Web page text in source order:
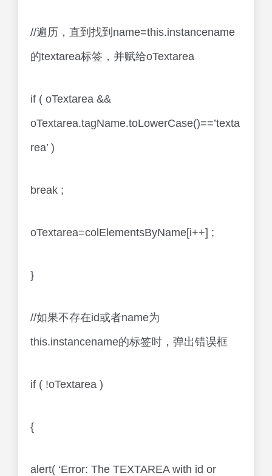
//遍历，直到找到name=this.instancename
的textarea标签，并赋给oTextarea
if ( oTextarea &&
oTextarea.tagName.toLowerCase()==’texta
rea’ )
break ;
oTextarea=colElementsByName[i++] ;
}
//如果不存在id或者name为
this.instancename的标签时，弹出错误框
if ( !oTextarea )
{
alert( ‘Error: The TEXTAREA with id or